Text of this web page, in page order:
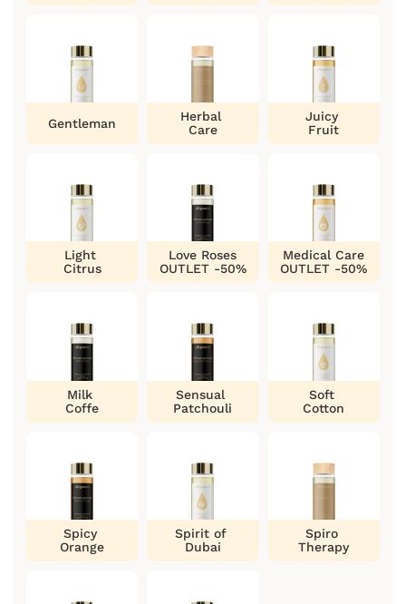
Gentleman
Herbal
Care
Juicy
Fruit
Light
Citrus
Love Roses
OUTLET -50%
Medical Care
OUTLET -50%
Milk
Coffe
Sensual
Patchouli
Soft
Cotton
Spicy
Orange
Spirit of
Dubai
Spiro
Therapy